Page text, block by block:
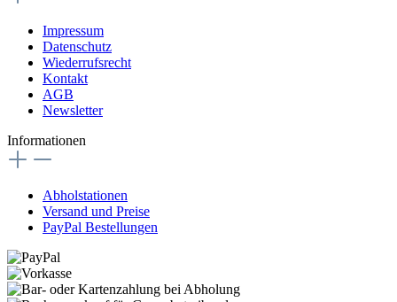
Impressum
Datenschutz
Wiederrufsrecht
Kontakt
AGB
Newsletter
Informationen
Abholstationen
Versand und Preise
PayPal Bestellungen